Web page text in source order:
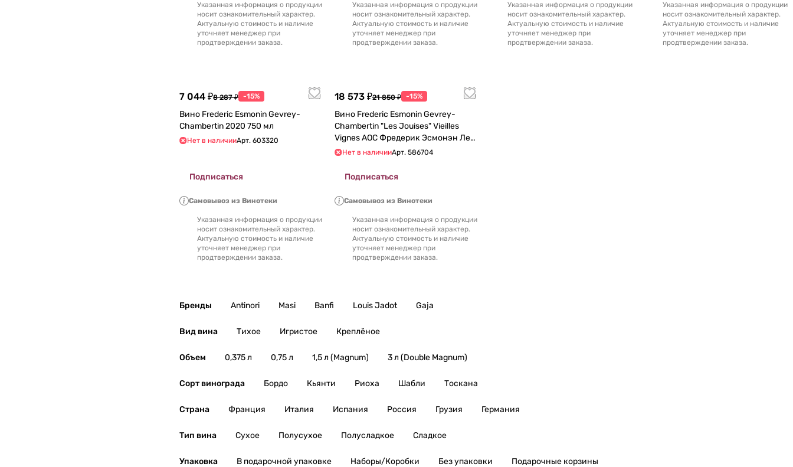
Указанная информация о продукции
носит ознакомительный характер.
Актуальную стоимость и наличие
уточняет менеджер при
продтверждении заказа.
Указанная информация о продукции
носит ознакомительный характер.
Актуальную стоимость и наличие
уточняет менеджер при
продтверждении заказа.
Указанная информация о продукции
носит ознакомительный характер.
Актуальную стоимость и наличие
уточняет менеджер при
продтверждении заказа.
Указанная информация о продукции
носит ознакомительный характер.
Актуальную стоимость и наличие
уточняет менеджер при
продтверждении заказа.
7 044 ₽8 287 ₽ -15%
Вино Frederic Esmonin Gevrey-
Chambertin 2020 750 мл
Нет в наличииАрт. 603320
Подписаться
Самовывоз из Винотеки
Указанная информация о продукции
носит ознакомительный характер.
Актуальную стоимость и наличие
уточняет менеджер при
продтверждении заказа.
18 573 ₽21 850 ₽ -15%
Вино Frederic Esmonin Gevrey-
Chambertin "Les Jouises" Vieilles
Vignes AOC Фредерик Эсмонэн Ле
Жуиз Вьей Винь Жевре-Шамбертен
Нет в наличииАрт. 586704
Подписаться
Самовывоз из Винотеки
Указанная информация о продукции
носит ознакомительный характер.
Актуальную стоимость и наличие
уточняет менеджер при
продтверждении заказа.
Бренды Antinori Masi Banfi Louis Jadot Gaja
Вид вина Тихое Игристое Креплёное
Объем 0,375 л 0,75 л 1,5 л (Magnum) 3 л (Double Magnum)
Сорт винограда Бордо Кьянти Риоха Шабли Тоскана
Страна Франция Италия Испания Россия Грузия Германия
Тип вина Сухое Полусухое Полусладкое Сладкое
Упаковка В подарочной упаковке Наборы/Коробки Без упаковки Подарочные корзины